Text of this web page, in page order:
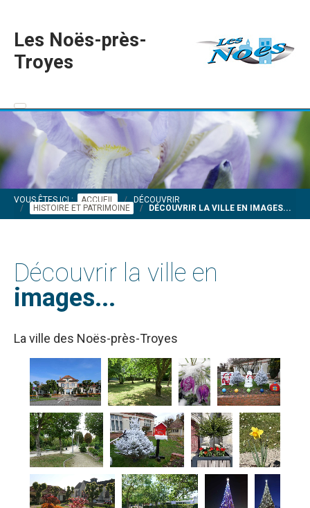
Les Noës-près-
Troyes
VOUS ÊTES ICI : ACCUEIL
DÉCOUVRIR
HISTOIRE ET PATRIMOINE
DÉCOUVRIR LA VILLE EN IMAGES...
Découvrir la ville en
images...
La ville des Noës-près-Troyes